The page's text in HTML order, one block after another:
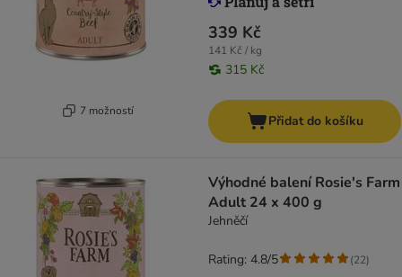
7 možností
339 Kč
141 Kč / kg
315 Kč
Přidat do košíku
Výhodné balení Rosie's Farm
Adult 24 x 400 g
Jehněčí
Rating: 4.8/5 (22)